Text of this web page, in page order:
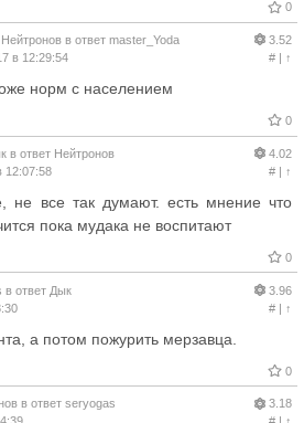
0
Нейтронов в ответ master_Yoda
в 12:29:54
3.52
#| ↑
норм с населением
0
в ответ Нейтронов
12:07:58
4.02
#| ↑
не все так думают. есть мнение что
пока мудака не воспитают
0
в ответ Дык
3.96
#| ↑
а потом пожурить мерзавца.
0
в ответ seryogas
3.18